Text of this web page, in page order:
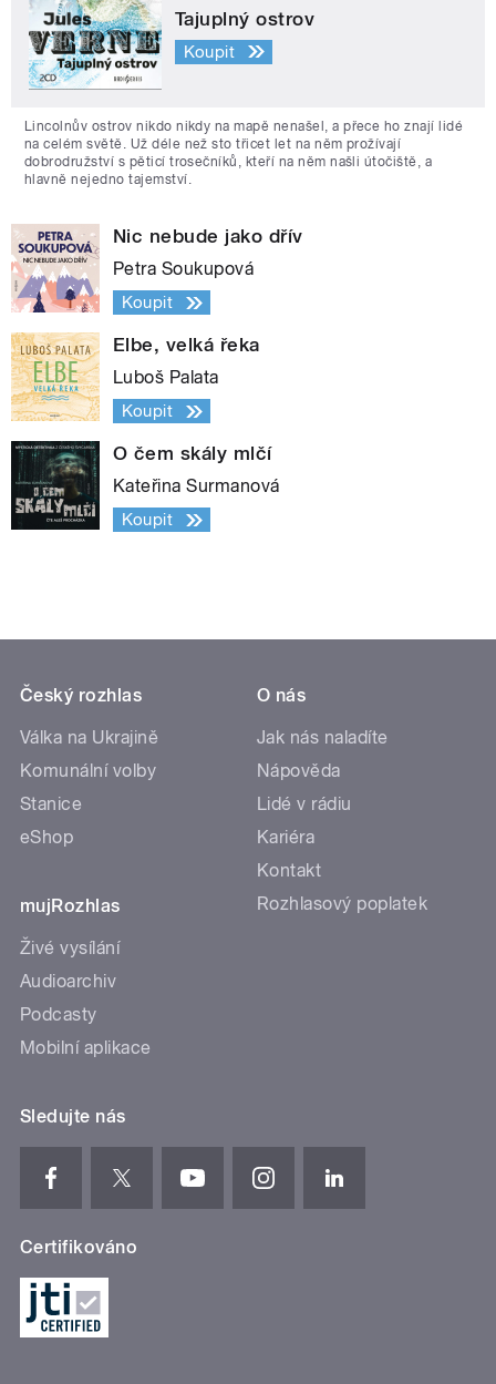
Tajuplný ostrov
Koupit
Lincolnův ostrov nikdo nikdy na mapě nenašel, a přece ho znají lidé
na celém světě. Už déle než sto třicet let na něm prožívají
dobrodružství s pěticí trosečníků, kteří na něm našli útočiště, a
hlavně nejedno tajemství.
Nic nebude jako dřív
Petra Soukupová
Koupit
Elbe, velká řeka
Luboš Palata
Koupit
O čem skály mlčí
Kateřina Surmanová
Koupit
Český rozhlas
Válka na Ukrajině
Komunální volby
Stanice
eShop
mujRozhlas
Živé vysílání
Audioarchiv
Podcasty
Mobilní aplikace
O nás
Jak nás naladíte
Nápověda
Lidé v rádiu
Kariéra
Kontakt
Rozhlasový poplatek
Sledujte nás
Certifikováno